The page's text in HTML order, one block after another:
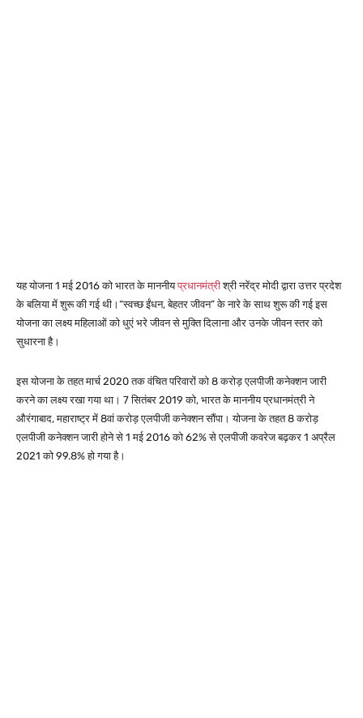
यह योजना 1 मई 2016 को भारत के माननीयप्रधानमंत्रीश्री नरेंद्र मोदी द्वारा उत्तर प्रदेश
के बलिया में शुरू की गई थी। “स्वच्छ ईंधन, बेहतर जीवन” के नारे के साथ शुरू की गई इस
योजना का लक्ष्य महिलाओं को धुएं भरे जीवन से मुक्ति दिलाना और उनके जीवन स्तर को
सुधारना है।
इस योजना के तहत मार्च 2020 तक वंचित परिवारों को 8 करोड़ एलपीजी कनेक्शन जारी
करने का लक्ष्य रखा गया था। 7 सितंबर 2019 को, भारत के माननीय प्रधानमंत्री ने
औरंगाबाद, महाराष्ट्र में 8वां करोड़ एलपीजी कनेक्शन सौंपा। योजना के तहत 8 करोड़
एलपीजी कनेक्शन जारी होने से 1 मई 2016 को 62% से एलपीजी कवरेज बढ़कर 1 अप्रैल
2021 को 99.8% हो गया है।